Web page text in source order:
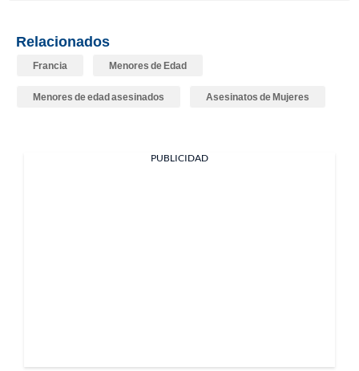
Relacionados
Francia Menores de Edad
Menores de edad asesinados Asesinatos de Mujeres
PUBLICIDAD